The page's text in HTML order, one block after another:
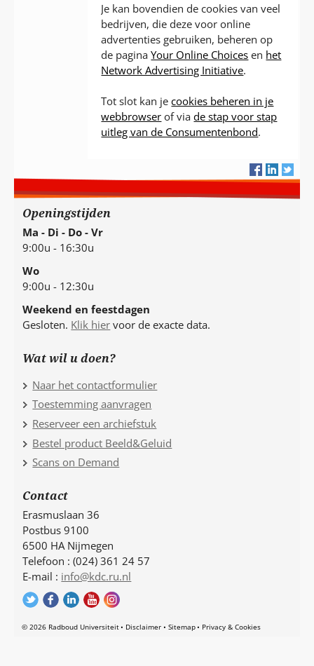
Je kan bovendien de cookies van veel
bedrijven, die deze voor online
advertenties gebruiken, beheren op
de paginaYour Online Choices en het
Network Advertising Initiative.
Tot slot kan jecookies beheren in je
webbrowser of viade stap voor stap
uitleg van de Consumentenbond.
Openingstijden
Ma - Di - Do - Vr
9:00u - 16:30u
Wo
9:00u - 12:30u
Weekend en feestdagen
Gesloten. Klik hier voor de exacte data.
Wat wil u doen?
Naar het contactformulier
Toestemming aanvragen
Reserveer een archiefstuk
Bestel product Beeld&Geluid
Scans on Demand
Contact
Erasmuslaan 36
Postbus 9100
6500 HA Nijmegen
Telefoon : (024) 361 24 57
E-mail : info@kdc.ru.nl
© 2026 Radboud Universiteit Disclaimer Sitemap Privacy & Cookies